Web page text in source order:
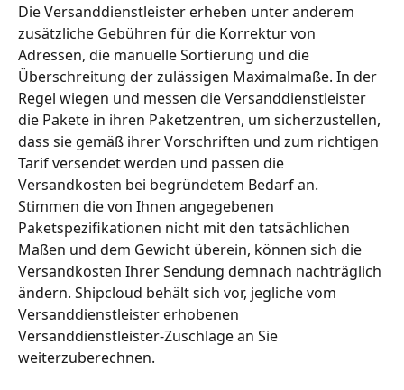
Die Versanddienstleister erheben unter anderem
zusätzliche Gebühren für die Korrektur von
Adressen, die manuelle Sortierung und die
Überschreitung der zulässigen Maximalmaße. In der
Regel wiegen und messen die Versanddienstleister
die Pakete in ihren Paketzentren, um sicherzustellen,
dass sie gemäß ihrer Vorschriften und zum richtigen
Tarif versendet werden und passen die
Versandkosten bei begründetem Bedarf an.
Stimmen die von Ihnen angegebenen
Paketspezifikationen nicht mit den tatsächlichen
Maßen und dem Gewicht überein, können sich die
Versandkosten Ihrer Sendung demnach nachträglich
ändern. Shipcloud behält sich vor, jegliche vom
Versanddienstleister erhobenen
Versanddienstleister-Zuschläge an Sie
weiterzuberechnen.